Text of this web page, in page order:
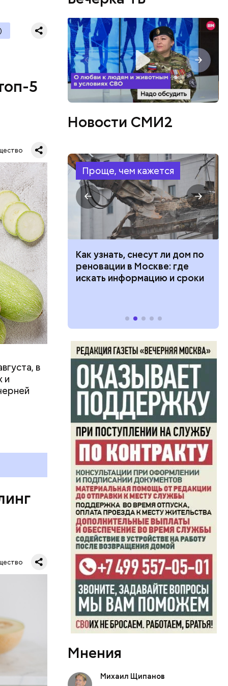
5
в
и
у
в
без
день, и
Новости СМИ2
Проще, чем кажется
тысяч
при
кто может
нужны
Как узнать, снесут ли дом по
реновации в Москве: где
искать информацию и сроки
Мнения
Михаил Щипанов